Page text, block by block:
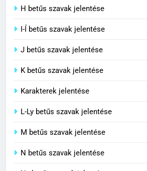
5
Célkitűzés
C BETŰS SZAVAK
C BETŰS SZAVAK
H betűs szavak jelentése
I-Í betűs szavak jelentése
J betűs szavak jelentése
K betűs szavak jelentése
Karakterek jelentése
L-Ly betűs szavak jelentése
M betűs szavak jelentése
N betűs szavak jelentése